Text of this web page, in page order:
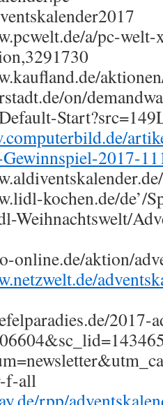
a/pc-welt-
on/
2017-
kochen.de/de’/
Weihnachtswelt/
online.de/aktion/
2017-
f-all
rpp/